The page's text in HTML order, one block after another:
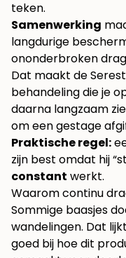
teken.
Samenwerking
langdurige
ononderbroken
Dat maakt de
behandeling die je
daarna langzaam
om een gestage
Praktische regel:
zijn best omdat hij
constant werkt.
Waarom continu
Sommige baasjes
wandelingen. Dat
goed bij hoe dit